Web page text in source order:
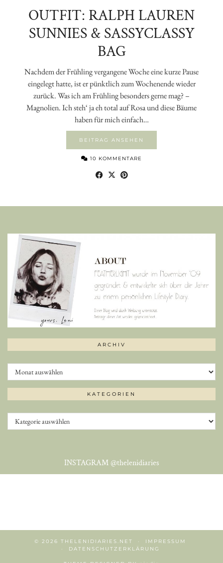
OUTFIT: RALPH LAUREN
SUNNIES & SASSYCLASSY
BAG
Nachdem der Frühling vergangene Woche eine kurze Pause
eingelegt hatte, ist er pünktlich zum Wochenende wieder
zurück. Was ich am Frühling besonders gerne mag? –
Magnolien. Ich steh‘ ja eh total auf Rosa und diese Bäume
haben für mich einfach…
BEITRAG ANSEHEN
10 KOMMENTARE
ARCHIV
Archiv
KATEGORIEN
Kategorien
INSTAGRAM @thelenidiaries
© 2026 THELENIDIARIES.NET
IMPRESSUM
DATENSCHUTZERKLÄRUNG